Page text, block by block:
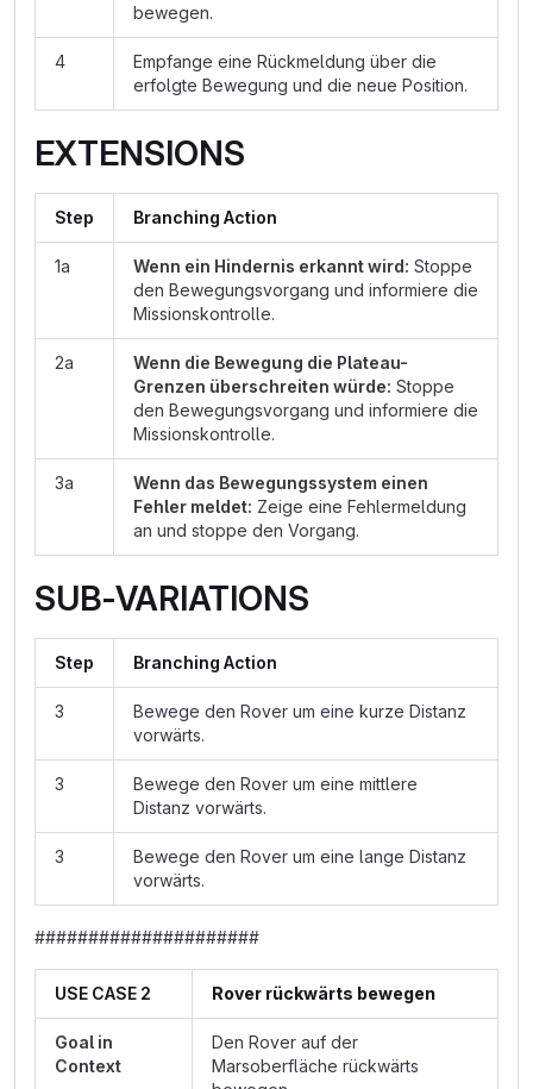
bewegen.
4
Empfange eine Rückmeldung über die
erfolgte Bewegung und die neue Position.
EXTENSIONS
Step Branching Action
1a Wenn ein Hindernis erkannt wird: Stoppe
den Bewegungsvorgang und informiere die
Missionskontrolle.
2a
Wenn die Bewegung die Plateau-
Grenzen überschreiten würde: Stoppe
den Bewegungsvorgang und informiere die
Missionskontrolle.
3a
Wenn das Bewegungssystem einen
Fehler meldet: Zeige eine Fehlermeldung
an und stoppe den Vorgang.
SUB-VARIATIONS
Step Branching Action
3
Bewege den Rover um eine kurze Distanz
vorwärts.
3
Bewege den Rover um eine mittlere
Distanz vorwärts.
3
Bewege den Rover um eine lange Distanz
vorwärts.
#####################
USE CASE 2 Rover rückwärts bewegen
Goal in
Context
Den Rover auf der
Marsoberfläche rückwärts